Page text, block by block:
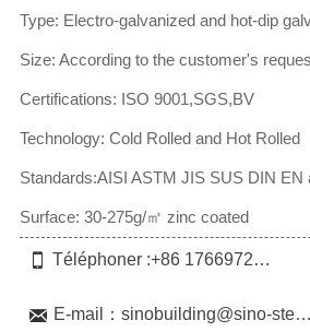
Type: Electro-galvanized and hot-dip
Size: According to the customer's
Certifications: ISO 9001,SGS,BV
Technology: Cold Rolled and Hot Rolled
Standards:AISI ASTM JIS SUS DIN EN
Surface: 30-275g/㎡ zinc coated
 Téléphoner :+86 17669729703
 E-mail：sinobuilding@sino-steel.net